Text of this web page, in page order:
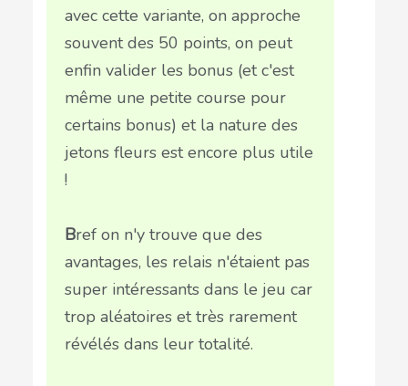
avec cette variante, on approche
souvent des 50 points, on peut
enfin valider les bonus (et c'est
même une petite course pour
certains bonus) et la nature des
jetons fleurs est encore plus utile
!
Bref on n'y trouve que des
avantages, les relais n'étaient pas
super intéressants dans le jeu car
trop aléatoires et très rarement
révélés dans leur totalité.